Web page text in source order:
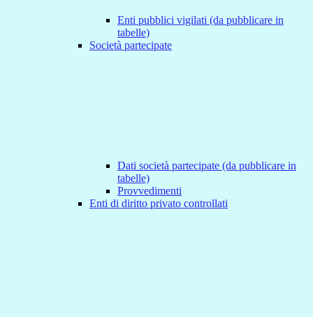
Enti pubblici vigilati (da pubblicare in
tabelle)
Società partecipate
Dati società partecipate (da pubblicare in
tabelle)
Provvedimenti
Enti di diritto privato controllati